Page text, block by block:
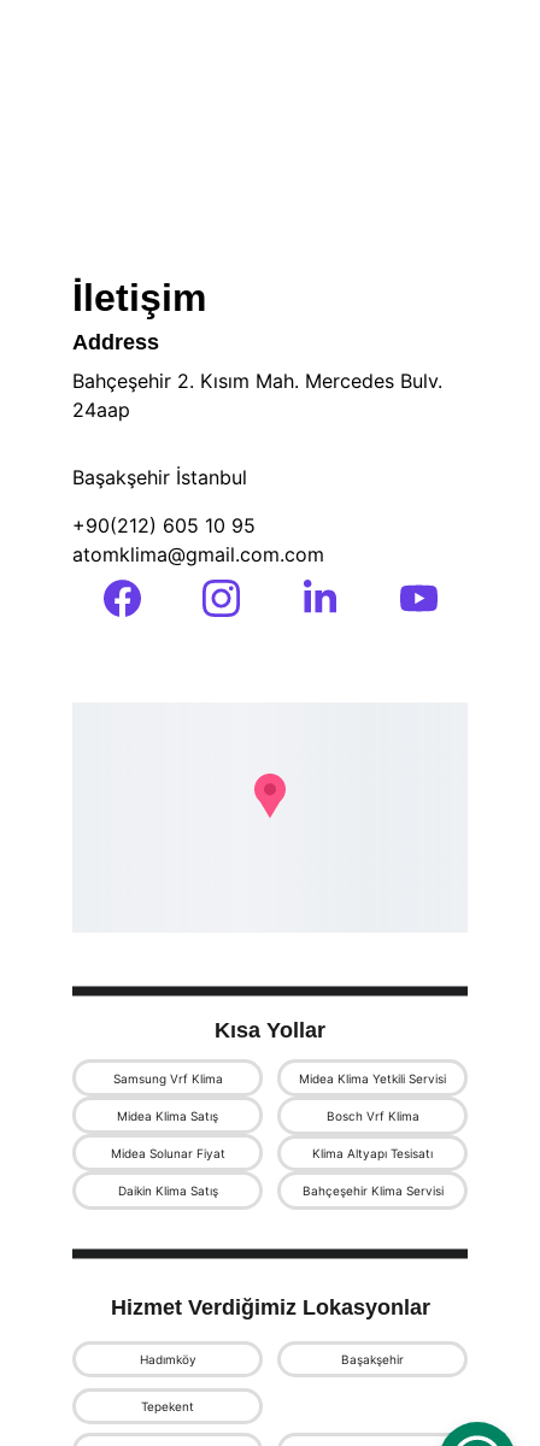
İletişim
Address
Bahçeşehir 2. Kısım Mah. Mercedes Bulv.
24aap
Başakşehir İstanbul
+90(212) 605 10 95
atomklima@gmail.com.com
Samsung Vrf Klima
Midea Klima Satış
Midea Solunar Fiyat
Daikin Klima Satış
Midea Klima Yetkili Servisi
Bosch Vrf Klima
Klima Altyapı Tesisatı
Bahçeşehir Klima Servisi
Kısa Yollar
Hizmet Verdiğimiz Lokasyonlar
Hadımköy Başakşehir
Tepekent